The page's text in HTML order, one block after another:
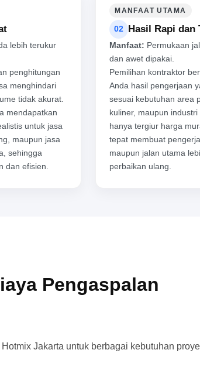
lebih terukur
penghitungan
menghindari
tidak akurat.
mendapatkan
untuk jasa
maupun jasa
sehingga
dan efisien.
MANFAAT UTAMA
02 Hasil Rapi dan
Manfaat: Permukaan
dan awet dipakai.
Pemilihan kontraktor
Anda hasil pengerjaan
sesuai kebutuhan area
kuliner, maupun
hanya tergiur harga
tepat membuat
maupun jalan utama
perbaikan ulang.
Pengaspalan
Jakarta untuk berbagai kebutuhan